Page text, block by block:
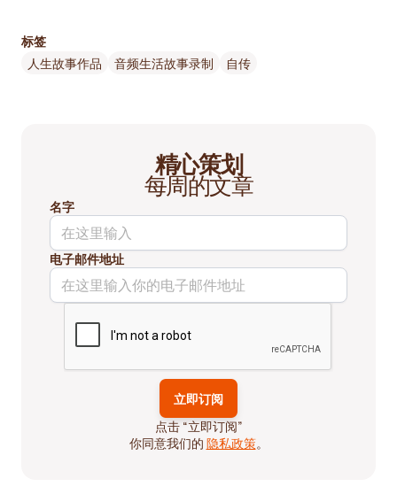
标签
人生故事作品
音频生活故事录制 自传
精心策划
每周的文章
名字
电子邮件地址
点击 “立即订阅”
你同意我们的 隐私政策。